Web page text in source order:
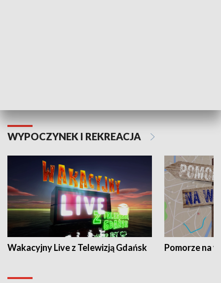
WYPOCZYNEK I REKREACJA
Wakacyjny Live z Telewizją Gdańsk Pomorze na